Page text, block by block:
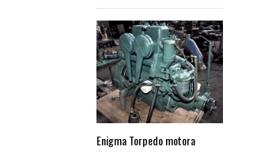
Enigma Torpedo motora